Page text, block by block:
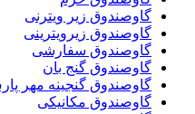
گاوصندوق زیر ویترنی
گاوصندوق زیرویترینی
گاوصندوق سفارشی
گاوصندوق گنج بان
گاوصندوق گنجینه مهر
گاوصندوق مکانیکی